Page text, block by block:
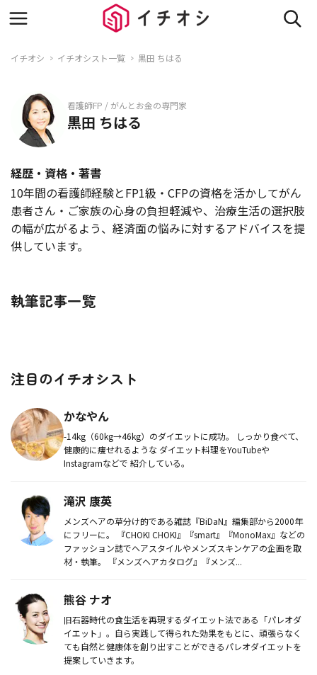
イチオシ イチオシスト一覧 黒田 ちはる
看護師FP / がんとお金の専門家
黒田 ちはる
経歴・資格・著書
10年間の看護師経験とFP1級・CFPの資格を活かしてがん
患者さん・ご家族の心身の負担軽減や、治療生活の選択肢
の幅が広がるよう、経済面の悩みに対するアドバイスを提
供しています。
執筆記事一覧
注目のイチオシスト
かなやん
-14kg（60kg→46kg）のダイエットに成功。 しっかり食べて、
健康的に痩せれるような ダイエット料理をYouTubeや
Instagramなどで 紹介している。
滝沢 康英
メンズヘアの草分け的である雑誌『BiDaN』編集部から2000年
にフリーに。 『CHOKI CHOKI』『smart』『MonoMax』などの
ファッション誌でヘアスタイルやメンズスキンケアの企画を取
材・執筆。 『メンズヘアカタログ』『メンズ...
熊谷 ナオ
旧石器時代の食生活を再現するダイエット法である「パレオダ
イエット」。自ら実践して得られた効果をもとに、頑張らなく
ても自然と健康体を創り出すことができるパレオダイエットを
提案していきます。